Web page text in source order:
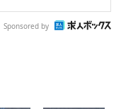
Sponsored by